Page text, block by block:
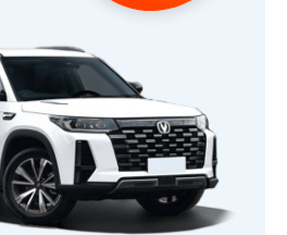
500-03-23
без выходных
улица, 2, к5
мне